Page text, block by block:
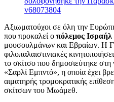
Aξιωματούχοι σε όλη την
που προκαλεί ο πόλεμος
μουσουλμάνων και Εβραίων. Η
φιλοπαλαιστινιακές
το σκίτσο που δημοσιεύτηκε
«Σαρλί Εμπντό», η οποία έχει
αιματηρής τρομοκρατικής
σκίτσων του Μωάμεθ.